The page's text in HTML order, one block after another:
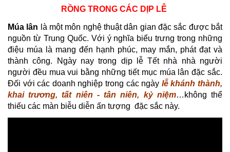
RỒNG TRONG CÁC DỊP LỄ
Múa lân là một môn nghệ thuật dân gian đặc sắc được bắt
nguồn từ Trung Quốc. Với ý nghĩa biểu trưng trong những
điệu múa là mang đến hạnh phúc, may mắn, phát đạt và
thành công. Ngày nay trong dịp lễ Tết nhà nhà người
người đều mua vui bằng những tiết mục múa lân đặc sắc.
Đối với các doanh nghiệp trong các ngày lễ khánh thành,
khai trương, tất niên - tân niên, kỷ niệm…không thể
thiếu các màn biễu diễn ấn tượng đặc sắc này.